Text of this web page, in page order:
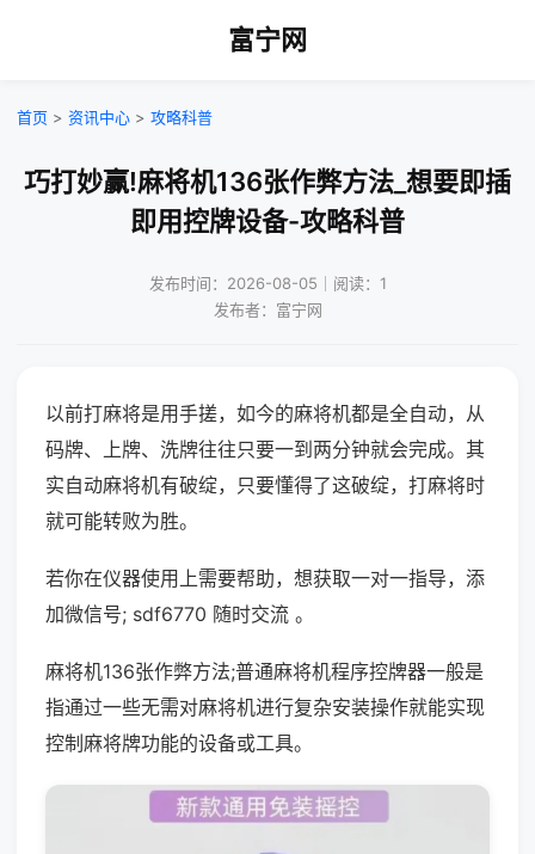
富宁网
首页 > 资讯中心 > 攻略科普
巧打妙赢!麻将机136张作弊方法_想要即插
即用控牌设备-攻略科普
发布时间：2026-08-05｜阅读：1
发布者：富宁网
以前打麻将是用手搓，如今的麻将机都是全自动，从
码牌、上牌、洗牌往往只要一到两分钟就会完成。其
实自动麻将机有破绽，只要懂得了这破绽，打麻将时
就可能转败为胜。
若你在仪器使用上需要帮助，想获取一对一指导，添
加微信号; sdf6770 随时交流 。
麻将机136张作弊方法;普通麻将机程序控牌器一般是
指通过一些无需对麻将机进行复杂安装操作就能实现
控制麻将牌功能的设备或工具。